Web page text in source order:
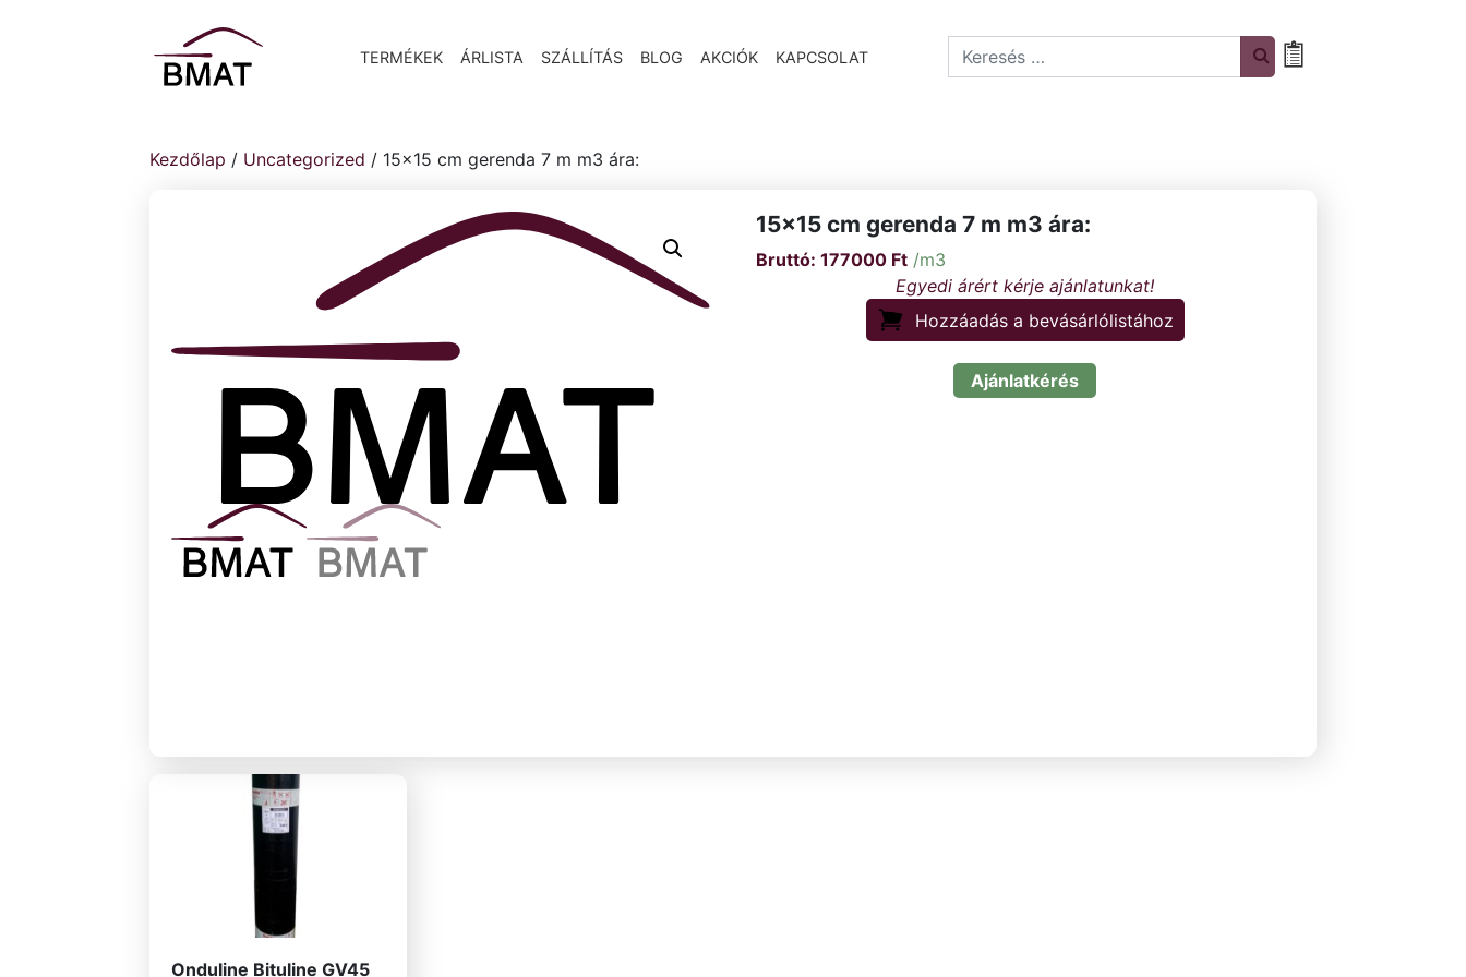
TERMÉKEK ÁRLISTA SZÁLLÍTÁS BLOG AKCIÓK KAPCSOLAT Search
Kezdőlap / Uncategorized / 15×15 cm gerenda 7 m m3 ára:
15×15 cm gerenda 7 m m3 ára:
177000 Ft/m3
Hozzáadás a bevásárlólistához
Ajánlatkérés
Onduline Bituline GV45